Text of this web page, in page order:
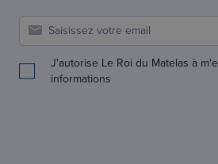
J'autorise Le Roi du Matelas à
informations